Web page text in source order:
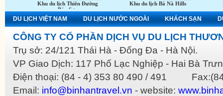
Khu du lịch Thiên Đường
Bảo Sơn
Khu du lịch Bà Nà Hills
DU LỊCH VIỆT NAM DU LỊCH NƯỚC NGOÀI KHÁCH SẠN
CÔNG TY CỔ PHẦN DỊCH VỤ DU LỊCH
Trụ sở: 24/121 Thái Hà - Đống Đa - Hà Nội.
VP Giao Dịch: 117 Phố Lạc Nghiệp - Hai Bà
Điện thoại: (84 - 4) 353 80 490 / 491 Fax:(84
Email: info@binhantravel.vn - website: